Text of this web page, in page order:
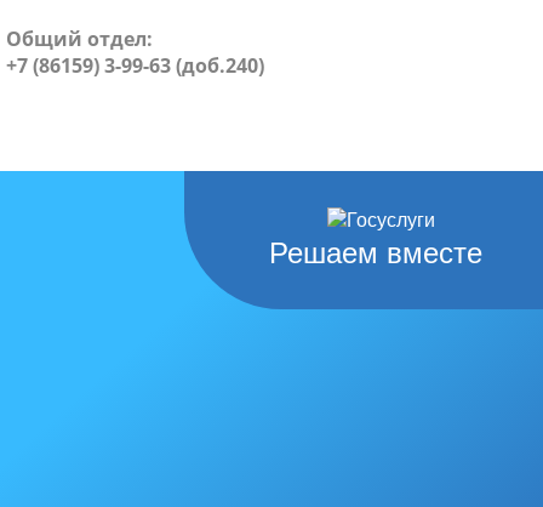
Общий отдел:
+7 (86159) 3-99-63 (доб.240)
Решаем вместе